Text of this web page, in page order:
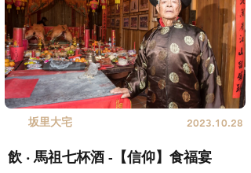
坂里大宅 2023.10.28
飲 ‧ 馬祖七杯酒 -【信仰】食福宴